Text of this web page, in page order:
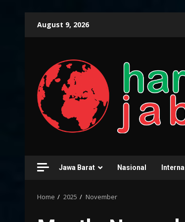
August 9, 2026
Jawa Barat Nasional
Home 2025 November